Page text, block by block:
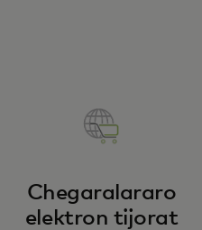
Chegaralararo
elektron tijorat